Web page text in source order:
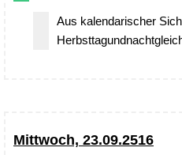
Aus kalendarischer
Mittwoch, 23.09.2516